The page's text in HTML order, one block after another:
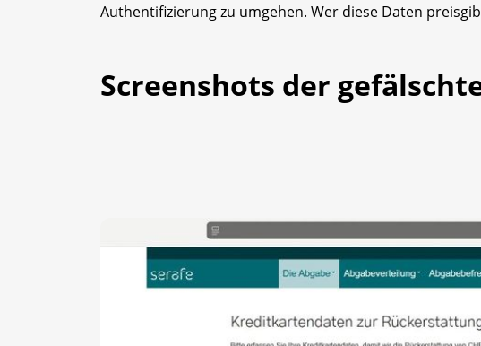
Authentifizierung zu umgehen. Wer diese Daten
Screenshots der